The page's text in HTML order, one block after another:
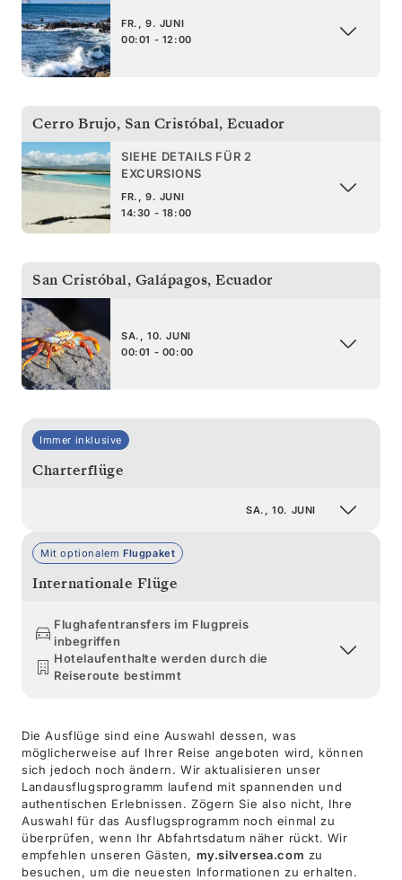
FR., 9. JUNI
00:01 - 12:00
Cerro Brujo, San Cristóbal, Ecuador
SIEHE DETAILS FÜR 2
EXCURSIONS
FR., 9. JUNI
14:30 - 18:00
San Cristóbal, Galápagos, Ecuador
SA., 10. JUNI
00:01 - 00:00
Immer inklusive
Charterflüge
SA., 10. JUNI
Mit optionalem Flugpaket
Internationale Flüge
Flughafentransfers im Flugpreis
inbegriffen
Hotelaufenthalte werden durch die
Reiseroute bestimmt
Die Ausflüge sind eine Auswahl dessen, was
möglicherweise auf Ihrer Reise angeboten wird, können
sich jedoch noch ändern. Wir aktualisieren unser
Landausflugsprogramm laufend mit spannenden und
authentischen Erlebnissen. Zögern Sie also nicht, Ihre
Auswahl für das Ausflugsprogramm noch einmal zu
überprüfen, wenn Ihr Abfahrtsdatum näher rückt. Wir
empfehlen unseren Gästen, my.silversea.com zu
besuchen, um die neuesten Informationen zu erhalten.